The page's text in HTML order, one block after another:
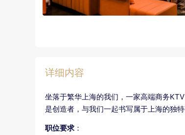
详细内容
坐落于繁华上海的我们，一家高端商务
是创造者，与我们一起书写属于上海的独特
职位要求：